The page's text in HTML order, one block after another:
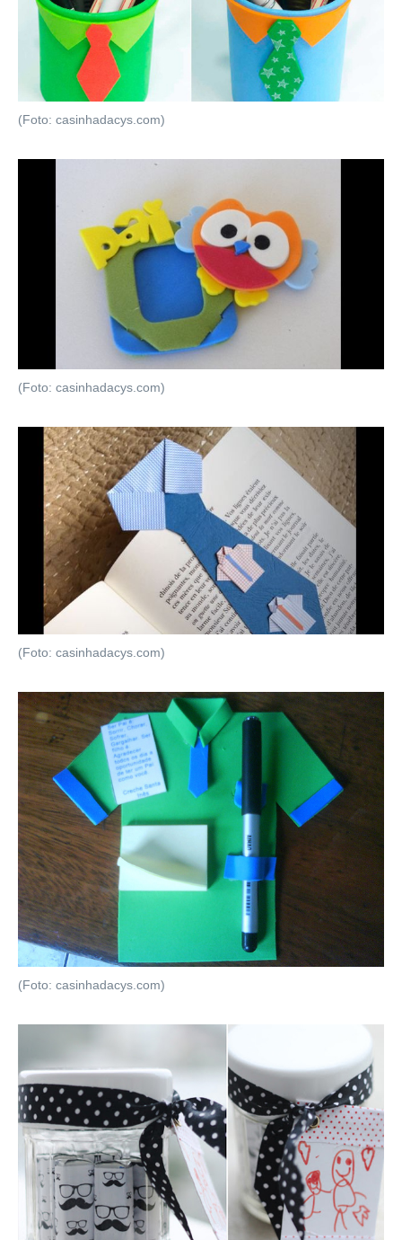
(Foto: casinhadacys.com)
(Foto: casinhadacys.com)
(Foto: casinhadacys.com)
(Foto: casinhadacys.com)